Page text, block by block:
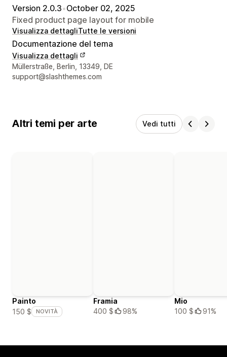
Version 2.0.3•October 02, 2025
Fixed product page layout for mobile
Visualizza dettagliTutte le versioni
Documentazione del tema
Visualizza dettagli
Recapiti del designer
Müllerstraße, Berlin, 13349, DE
support@slashthemes.com
Altri temi per arte Vedi tutti
Painto
150 $
NOVITÀ
Framia
400 $
98%
Mio
100 $
91%